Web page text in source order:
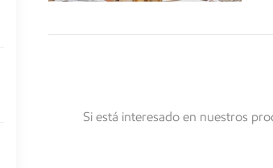
Si está interesado en nuestros